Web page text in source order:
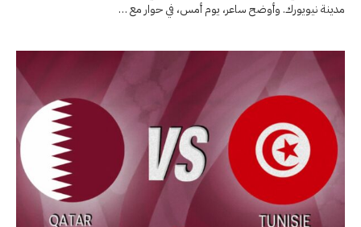
مدينة نيويورك. وأوضح ساعر، يوم أمس، في حوار مع …